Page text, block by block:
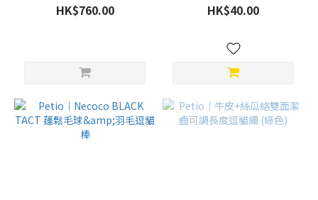
HK$760.00 HK$40.00